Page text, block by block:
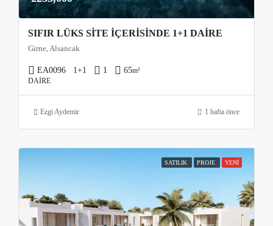
SIFIR LÜKS SITE İÇERISINDE 1+1 DAIRE
Girne, Alsancak
EA0096 1+1 1 65m²
DAIRE
Ezgi Aydemir 1 hafta önce
SATILIK PROJE YENI